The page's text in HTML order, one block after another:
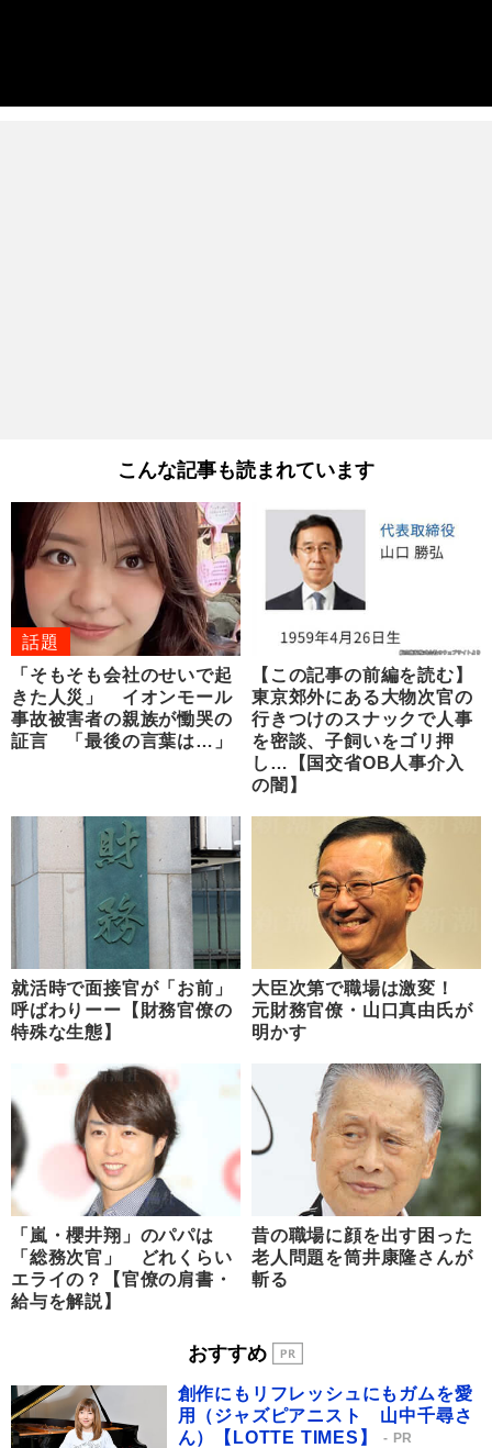
こんな記事も読まれています
話題
「そもそも会社のせいで起
きた人災」 イオンモール
事故被害者の親族が慟哭の
証言 「最後の言葉は…」
【この記事の前編を読む】
東京郊外にある大物次官の
行きつけのスナックで人事
を密談、子飼いをゴリ押
し…【国交省OB人事介入
の闇】
就活時で面接官が「お前」
呼ばわりーー【財務官僚の
特殊な生態】
大臣次第で職場は激変！
元財務官僚・山口真由氏が
明かす
「嵐・櫻井翔」のパパは
「総務次官」 どれくらい
エライの？【官僚の肩書・
給与を解説】
昔の職場に顔を出す困った
老人問題を筒井康隆さんが
斬る
おすすめ
創作にもリフレッシュにもガムを愛
用（ジャズピアニスト 山中千尋さ
ん）【LOTTE TIMES】
PR